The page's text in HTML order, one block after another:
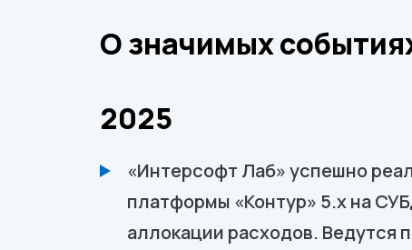
О значимых
2025
«Интерсофт Лаб» успешно
платформы «Контур» 5.х на
аллокации расходов. Ведутся